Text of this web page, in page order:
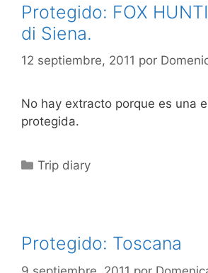
Protegido: FOX
di Siena.
12 septiembre, 2011 por
No hay extracto porque es una
protegida.
Categorías
Trip diary
Protegido: Toscana